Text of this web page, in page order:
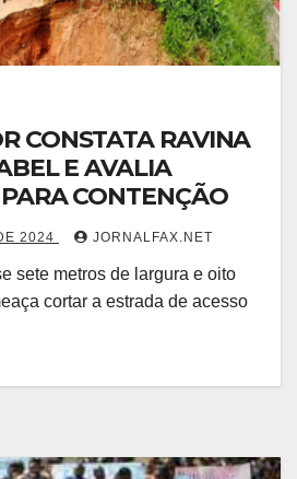
CONSTATA RAVINA
E AVALIA
CONTENÇÃO
2024 JORNALFAX.NET
sete metros de largura e oito
cortar a estrada de acesso